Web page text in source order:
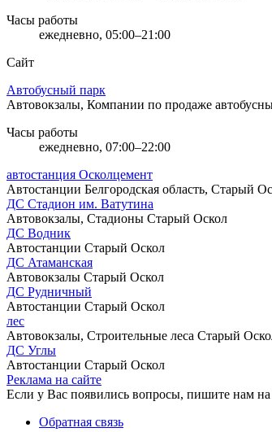
Часы работы
ежедневно, 05:00–21:00
Сайт
Автобусный парк
Автовокзалы, Компании по продаже
Часы работы
ежедневно, 07:00–22:00
автостанция Осколцемент
Автостанции Белгородская область, Старый
ДС Стадион им. Ватутина
Автовокзалы, Стадионы Старый Оскол
ДС Водник
Автостанции Старый Оскол
ДС Атаманская
Автовокзалы Старый Оскол
ДС Рудничный
Автостанции Старый Оскол
лес
Автовокзалы, Строительные леса Старый
ДС Углы
Автостанции Старый Оскол
Реклама на сайте
Если у Вас появились вопросы, пишите нам на
Обратная связь